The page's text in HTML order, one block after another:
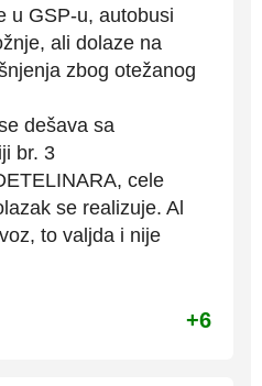
u GSP-u, autobusi
ali dolaze na
zbog otežanog
dešava sa
br. 3
cele
se realizuje. Al
to valjda i nije
+6